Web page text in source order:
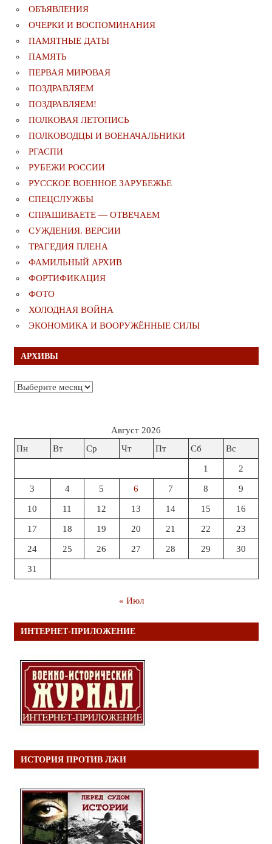
ОБЪЯВЛЕНИЯ
ОЧЕРКИ И ВОСПОМИНАНИЯ
ПАМЯТНЫЕ ДАТЫ
ПАМЯТЬ
ПЕРВАЯ МИРОВАЯ
ПОЗДРАВЛЯЕМ
ПОЗДРАВЛЯЕМ!
ПОЛКОВАЯ ЛЕТОПИСЬ
ПОЛКОВОДЦЫ И ВОЕНАЧАЛЬНИКИ
РГАСПИ
РУБЕЖИ РОССИИ
РУССКОЕ ВОЕННОЕ ЗАРУБЕЖЬЕ
СПЕЦСЛУЖБЫ
СПРАШИВАЕТЕ — ОТВЕЧАЕМ
СУЖДЕНИЯ. ВЕРСИИ
ТРАГЕДИЯ ПЛЕНА
ФАМИЛЬНЫЙ АРХИВ
ФОРТИФИКАЦИЯ
ФОТО
ХОЛОДНАЯ ВОЙНА
ЭКОНОМИКА И ВООРУЖЁННЫЕ СИЛЫ
АРХИВЫ
Архивы
Август 2026
Пн
Вт Ср Чт Пт Сб Вс
1 2
3 4 5 6 7 8 9
10 11 12 13 14 15 16
17 18 19 20 21 22 23
24 25 26 27 28 29 30
31
« Июл
ИНТЕРНЕТ-ПРИЛОЖЕНИЕ
ИСТОРИЯ ПРОТИВ ЛЖИ